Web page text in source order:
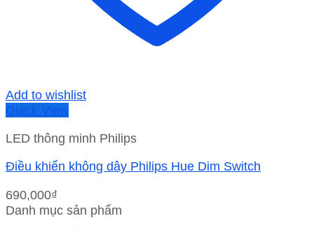
Add to wishlist
Quick View
LED thông minh Philips
Điều khiển không dây Philips Hue Dim Switch
690,000₫
Danh mục sản phẩm